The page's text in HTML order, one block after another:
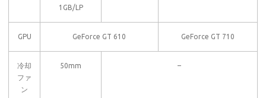
1GB/LP
GPU GeForce GT 610 GeForce GT 710
冷却
ファ
ン
50mm –